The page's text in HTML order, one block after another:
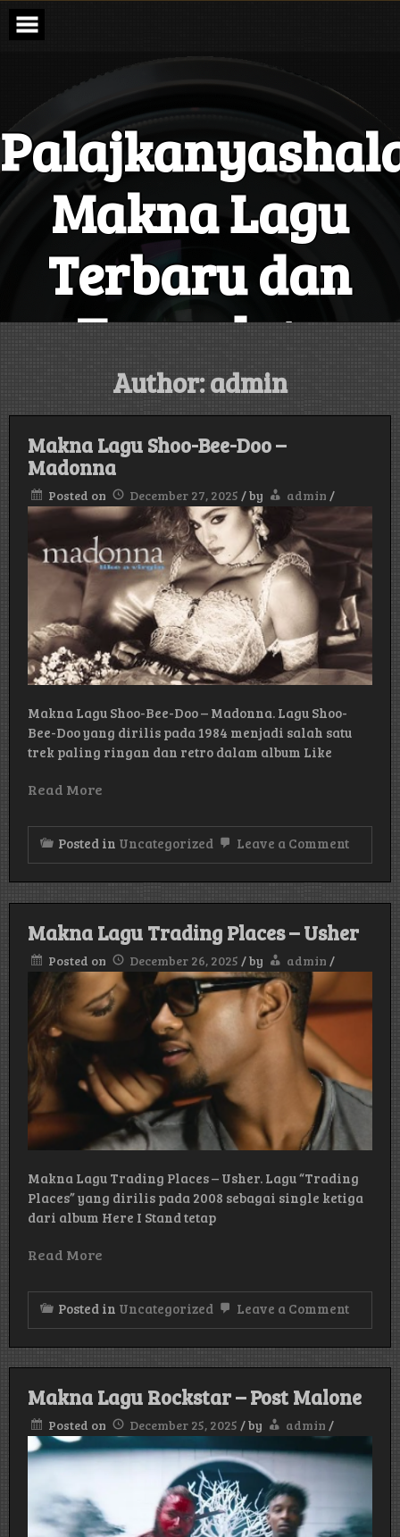
Skip
content
Makna Lagu
Terbaru dan
Terupdate
Setiap Hari
Author:admin
Makna Lagu Shoo-Bee-Doo –
Madonna
Posted on December 27, 2025 /by admin /
Makna Lagu Shoo-Bee-Doo – Madonna. Lagu Shoo-
Bee-Doo yang dirilis pada 1984 menjadi salah satu
trek paling ringan dan retro dalam album Like
Read More
Posted in Uncategorized Leave a Commenton
Shoo-
Bee-
–
Makna Lagu Trading Places – Usher
Posted on December 26, 2025 /by admin /
Makna Lagu Trading Places – Usher. Lagu “Trading
Places” yang dirilis pada 2008 sebagai single ketiga
dari album Here I Stand tetap
Read More
Posted in Uncategorized Leave a Commenton
Places
Usher
Makna Lagu Rockstar – Post Malone
Posted on December 25, 2025 /by admin /